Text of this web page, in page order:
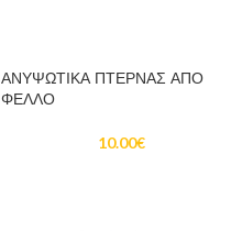
ΑΝΥΨΩΤΙΚΑ ΠΤΕΡΝΑΣ ΑΠΟ
ΦΕΛΛΟ
10.00€